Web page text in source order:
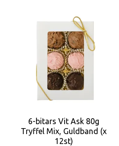
6-bitars Vit Ask 80g
Tryffel Mix, Guldband (x
12st)